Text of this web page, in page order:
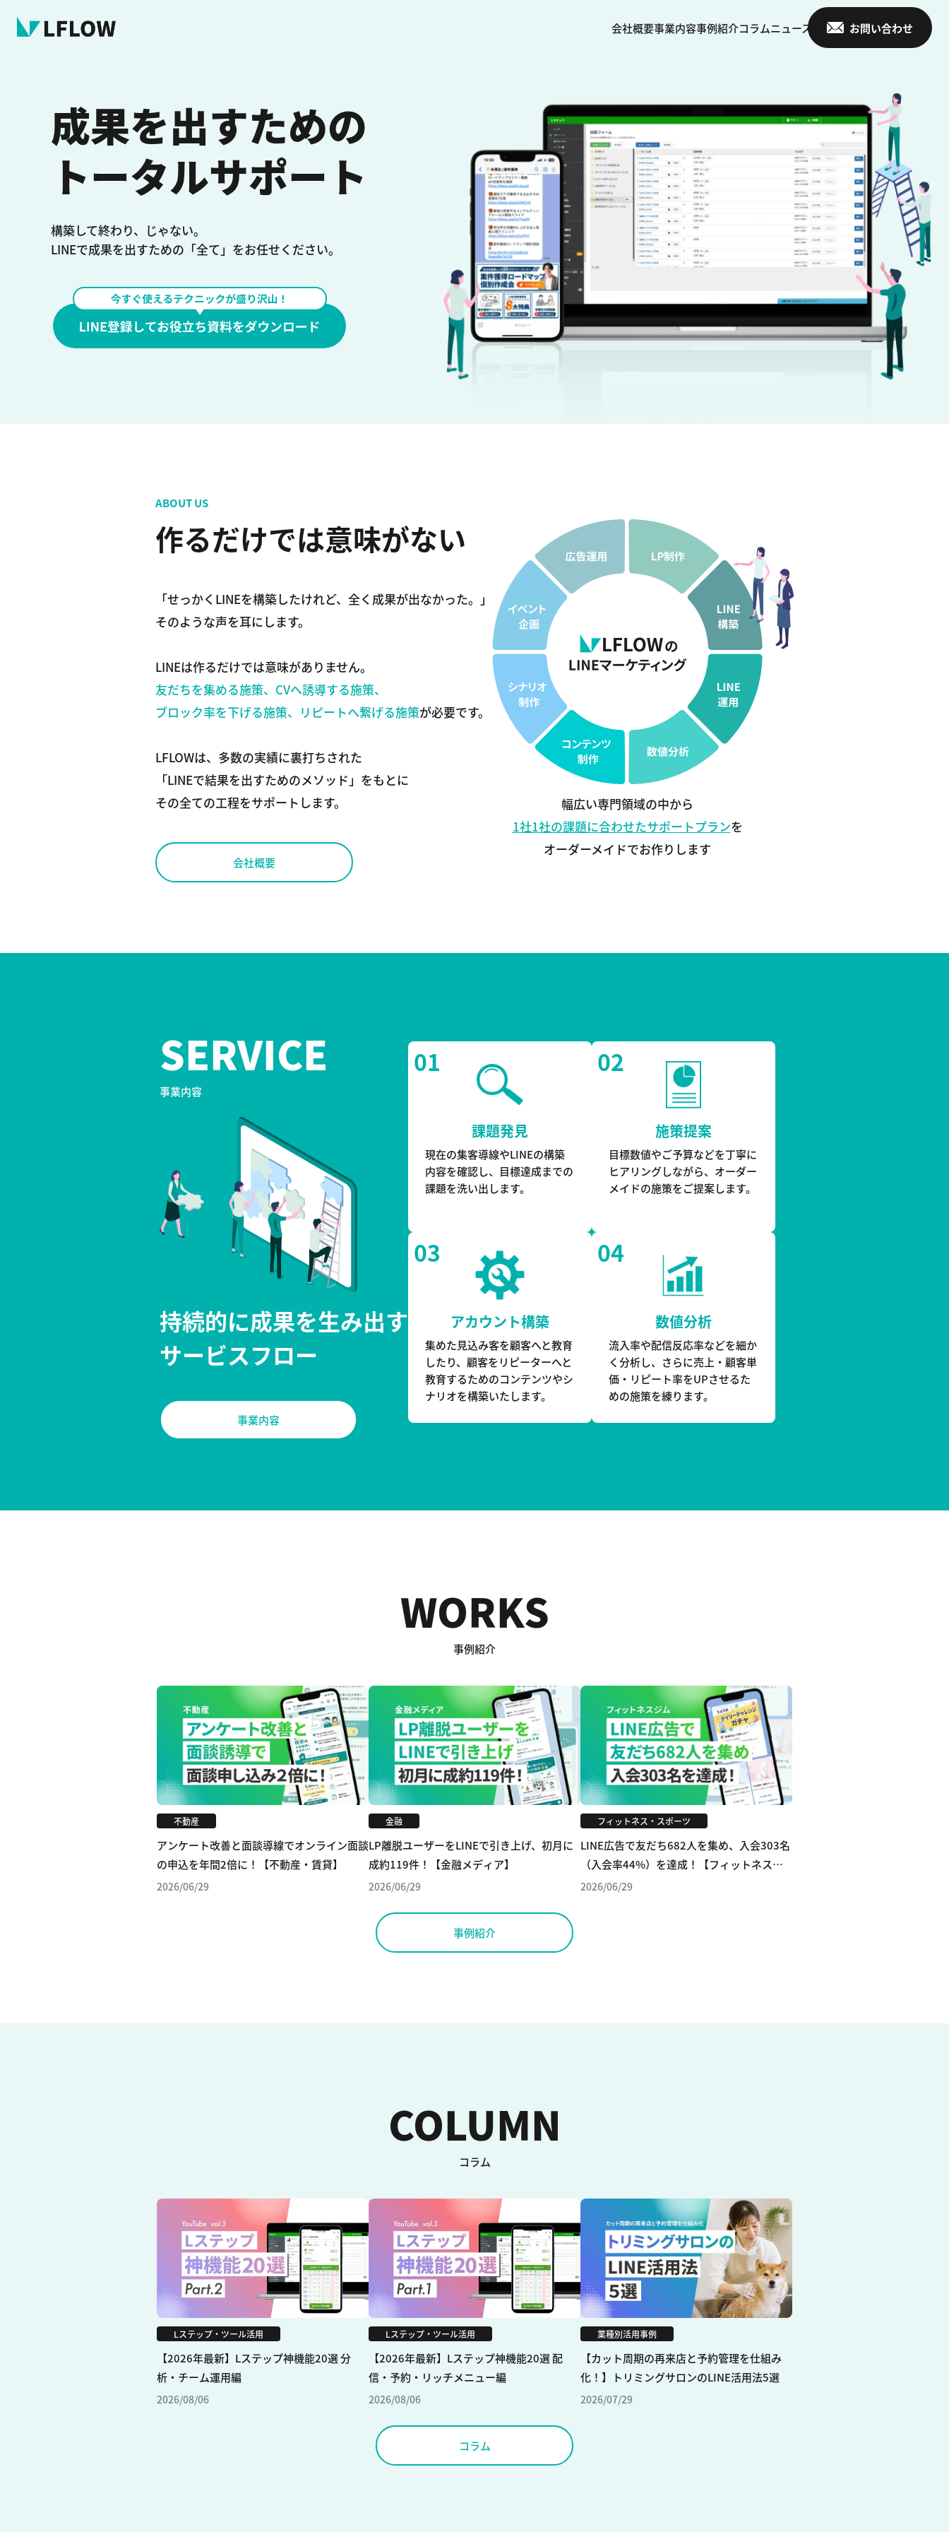
会社概要事業内容事例紹介コラムニュース お問い合わせ
成果を出すための
トータルサポート
構築して終わり、じゃない。
LINEで成果を出すための「全て」をお任せください。
ABOUT US
作るだけでは意味がない
「せっかくLINEを構築したけれど、 全く成果が出なかった。」
そのような声を耳にします。
LINEは作るだけでは意味がありません。
友だちを集める施策、CVへ誘導する施策、
ブロック率を下げる施策、リピートへ繋げる施策が必要です。
LFLOWは、多数の実績に裏打ちされた
「LINEで結果を出すためのメソッド」をもとに
その全ての工程をサポートします。
会社概要
幅広い専門領域の中から
1社1社の課題に合わせたサポートプランを
オーダーメイドでお作りします
SERVICE
事業内容
持続的に成果を生み出す
サービスフロー
事業内容
01
課題発見
現在の集客導線やLINEの構築
内容を確認し、目標達成までの
課題を洗い出します。
02
施策提案
目標数値やご予算などを丁寧に
ヒアリングしながら、オーダー
メイドの施策をご提案します。
03
アカウント構築
集めた見込み客を顧客へと教育
したり、顧客をリピーターへと
教育するためのコンテンツやシ
ナリオを構築いたします。
04
数値分析
流入率や配信反応率などを細か
く分析し、さらに売上・顧客単
価・リピート率をUPさせるた
めの施策を練ります。
WORKS
事例紹介
不動産
アンケート改善と面談導線でオンライン面談
の申込を年間2倍に！【不動産・賃貸】
2026/06/29
金融
LP離脱ユーザーをLINEで引き上げ、初月に
成約119件！【金融メディア】
2026/06/29
フィットネス・スポーツ
LINE広告で友だち682人を集め、入会303名
（入会率44%）を達成！【フィットネスジ
ム】
2026/06/29
事例紹介
COLUMN
コラム
Lステップ・ツール活用
【2026年最新】Lステップ神機能20選 分
析・チーム運用編
2026/08/06
Lステップ・ツール活用
【2026年最新】Lステップ神機能20選 配
信・予約・リッチメニュー編
2026/08/06
業種別活用事例
【カット周期の再来店と予約管理を仕組み
化！】トリミングサロンのLINE活用法5選
2026/07/29
コラム